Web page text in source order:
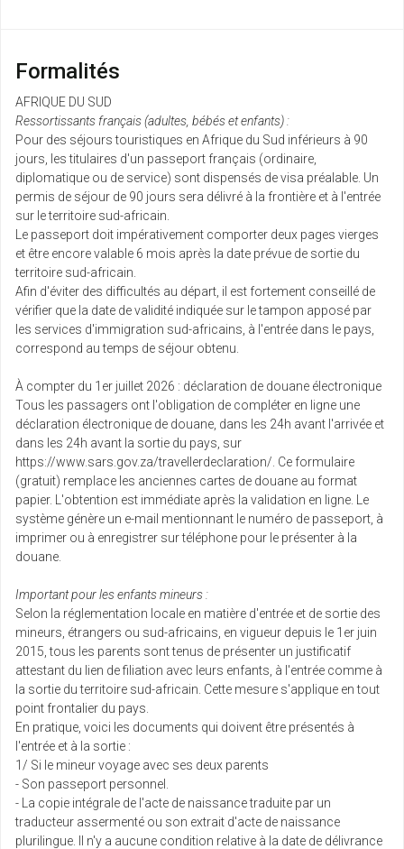
Formalités
AFRIQUE DU SUD
Ressortissants français (adultes, bébés et enfants) :
Pour des séjours touristiques en Afrique du Sud inférieurs à 90
jours, les titulaires d'un passeport français (ordinaire,
diplomatique ou de service) sont dispensés de visa préalable. Un
permis de séjour de 90 jours sera délivré à la frontière et à l'entrée
sur le territoire sud-africain.
Le passeport doit impérativement comporter deux pages vierges
et être encore valable 6 mois après la date prévue de sortie du
territoire sud-africain.
Afin d'éviter des difficultés au départ, il est fortement conseillé de
vérifier que la date de validité indiquée sur le tampon apposé par
les services d'immigration sud-africains, à l'entrée dans le pays,
correspond au temps de séjour obtenu.
À compter du 1er juillet 2026 : déclaration de douane électronique
Tous les passagers ont l'obligation de compléter en ligne une
déclaration électronique de douane, dans les 24h avant l'arrivée et
dans les 24h avant la sortie du pays, sur
https://www.sars.gov.za/travellerdeclaration/. Ce formulaire
(gratuit) remplace les anciennes cartes de douane au format
papier. L'obtention est immédiate après la validation en ligne. Le
système génère un e-mail mentionnant le numéro de passeport, à
imprimer ou à enregistrer sur téléphone pour le présenter à la
douane.
Important pour les enfants mineurs :
Selon la réglementation locale en matière d'entrée et de sortie des
mineurs, étrangers ou sud-africains, en vigueur depuis le 1er juin
2015, tous les parents sont tenus de présenter un justificatif
attestant du lien de filiation avec leurs enfants, à l'entrée comme à
la sortie du territoire sud-africain. Cette mesure s'applique en tout
point frontalier du pays.
En pratique, voici les documents qui doivent être présentés à
l'entrée et à la sortie :
1/ Si le mineur voyage avec ses deux parents
- Son passeport personnel.
- La copie intégrale de l'acte de naissance traduite par un
traducteur assermenté ou son extrait d'acte de naissance
plurilingue. Il n'y a aucune condition relative à la date de délivrance